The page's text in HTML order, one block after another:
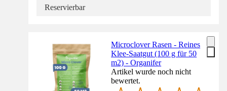
Reservierbar
Microclover Rasen - Reines
Klee-Saatgut (100 g für 50
m2) - Organifer
Artikel wurde noch nicht
bewertet.